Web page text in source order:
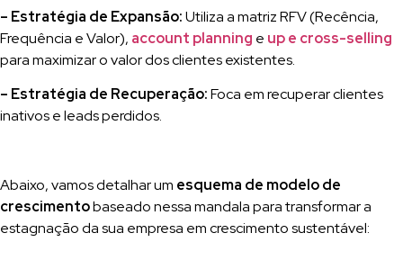
– Estratégia de Expansão:Utiliza a matriz RFV (Recência,
Frequência e Valor), account planning e up e cross-selling
para maximizar o valor dos clientes existentes.
– Estratégia de Recuperação:Foca em recuperar clientes
inativos e leads perdidos.
Abaixo, vamos detalhar um esquema de modelo de
crescimentobaseado nessa mandala para transformar a
estagnação da sua empresa em crescimento sustentável: